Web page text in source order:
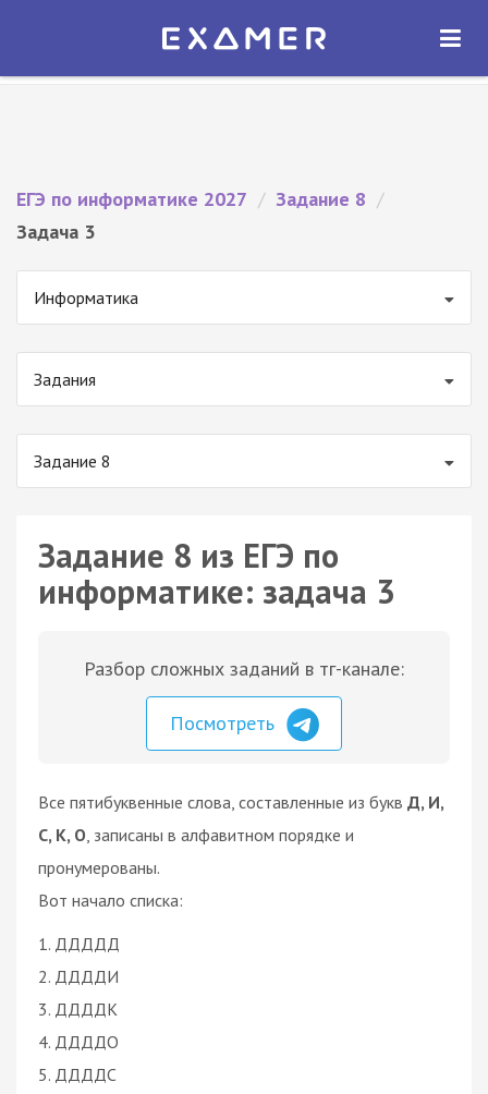
Экзамер — ЕГЭ 2027
ОТКРЫТЬ
ЕГЭ по информатике 2027 / Задание 8 /
Задача 3
Информатика
Задания
Задание 8
Задание 8 из ЕГЭ по
информатике: задача 3
Разбор сложных заданий в тг-канале:
Посмотреть
Все пятибуквенные слова, составленные из букв Д, И,
С, К, О , записаны в алфавитном порядке и
пронумерованы.
Вот начало списка:
1. ДДДДД
2. ДДДДИ
3. ДДДДК
4. ДДДДО
5. ДДДДС